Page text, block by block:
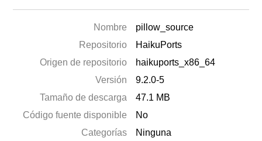
Nombre
pillow_source
Repositorio
HaikuPorts
Origen de repositorio
haikuports_x86_64
Versión
9.2.0-5
Tamaño de descarga
47.1 MB
Código fuente disponible
No
Categorías
Ninguna